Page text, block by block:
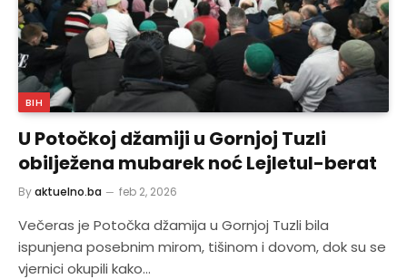
BIH
U Potočkoj džamiji u Gornjoj Tuzli
obilježena mubarek noć Lejletul-berat
Byaktuelno.ba feb 2, 2026
Večeras je Potočka džamija u Gornjoj Tuzli bila
ispunjena posebnim mirom, tišinom i dovom, dok su se
vjernici okupili kako…